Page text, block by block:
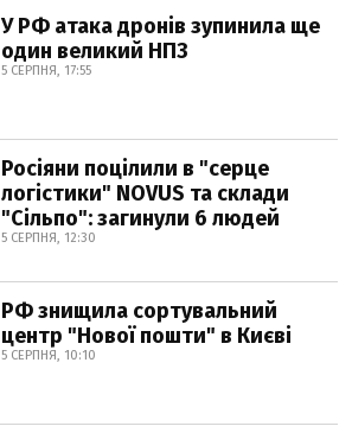
У РФ атака дронів зупинила ще
один великий НПЗ
5 СЕРПНЯ, 17:55
Росіяни поцілили в "серце
логістики" NOVUS та склади
"Сільпо": загинули 6 людей
5 СЕРПНЯ, 12:30
РФ знищила сортувальний
центр "Нової пошти" в Києві
5 СЕРПНЯ, 10:10